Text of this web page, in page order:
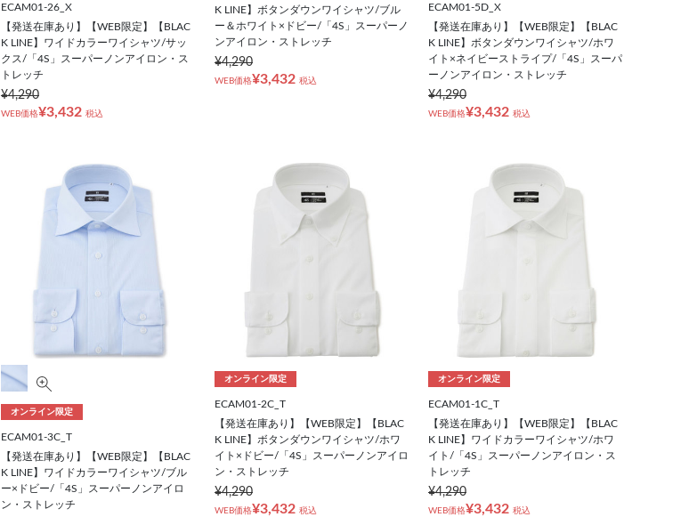
ECAM01-26_X
【発送在庫あり】【WEB限定】【BLAC
K LINE】ワイドカラーワイシャツ/サッ
クス/「4S」スーパーノンアイロン・ス
トレッチ
¥4,290
WEB価格¥3,432 税込
K LINE】ボタンダウンワイシャツ/ブル
ー＆ホワイト×ドビー/「4S」スーパーノ
ンアイロン・ストレッチ
¥4,290
WEB価格¥3,432 税込
ECAM01-5D_X
【発送在庫あり】【WEB限定】【BLAC
K LINE】ボタンダウンワイシャツ/ホワ
イト×ネイビーストライプ/「4S」スーパ
ーノンアイロン・ストレッチ
¥4,290
WEB価格¥3,432 税込
オンライン限定
ECAM01-3C_T
【発送在庫あり】【WEB限定】【BLAC
K LINE】ワイドカラーワイシャツ/ブル
ー×ドビー/「4S」スーパーノンアイロ
ン・ストレッチ
オンライン限定
ECAM01-2C_T
【発送在庫あり】【WEB限定】【BLAC
K LINE】ボタンダウンワイシャツ/ホワ
イト×ドビー/「4S」スーパーノンアイロ
ン・ストレッチ
¥4,290
WEB価格¥3,432 税込
オンライン限定
ECAM01-1C_T
【発送在庫あり】【WEB限定】【BLAC
K LINE】ワイドカラーワイシャツ/ホワ
イト/「4S」スーパーノンアイロン・ス
トレッチ
¥4,290
WEB価格¥3,432 税込